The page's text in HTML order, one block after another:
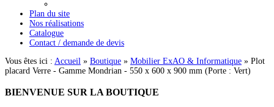
Plan du site
Nos réalisations
Catalogue
Contact / demande de devis
Vous êtes ici : Accueil » Boutique » Mobilier ExAO & Informatique » Plot
placard Verre - Gamme Mondrian - 550 x 600 x 900 mm (Porte : Vert)
BIENVENUE SUR LA BOUTIQUE